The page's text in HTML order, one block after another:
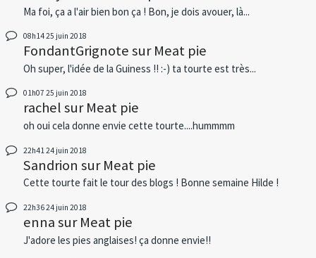
Ma foi, ça a l'air bien bon ça ! Bon, je dois avouer, là...
08h1425 juin 2018
FondantGrignotesurMeat pie
Oh super, l'idée de la Guiness !! :-) ta tourte est très...
01h07 25 juin 2018
rachelsurMeat pie
oh oui cela donne envie cette tourte....hummmm
22h41 24 juin 2018
Sandrion surMeat pie
Cette tourte fait le tour des blogs ! Bonne semaine Hilde !
22h3624 juin 2018
ennasurMeat pie
J'adore les pies anglaises! ça donne envie!!